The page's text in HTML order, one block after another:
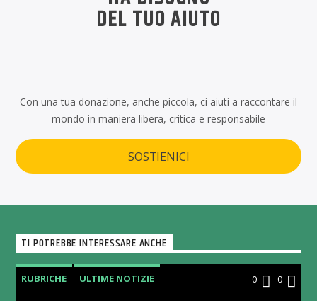
DEL TUO AIUTO
Con una tua donazione, anche piccola, ci aiuti a raccontare il
mondo in maniera libera, critica e responsabile
SOSTIENICI
TI POTREBBE INTERESSARE ANCHE
RUBRICHE ULTIME NOTIZIE 0 0